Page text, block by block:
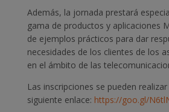
Además, la jornada prestará
gama de productos y aplicaciones
de ejemplos prácticos para dar
necesidades de los clientes de los
en el ámbito de las
Las inscripciones se pueden
siguiente enlace: https://goo.gl/